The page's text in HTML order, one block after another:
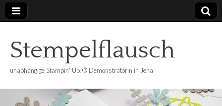
Stempelflausch
unabhängige Stampin' Up!® Demonstratorin in Jena